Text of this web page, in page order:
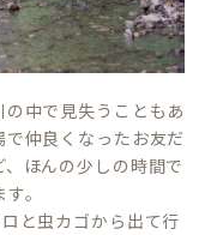
中で見失うこともあ
仲良くなったお友だ
ほんの少しの時間で
。
と虫カゴから出て行